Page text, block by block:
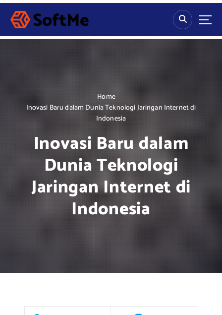
S
p
Home
Inovasi Baru dalam Dunia Teknologi Jaringan Internet di
Indonesia
Inovasi Baru dalam
Dunia Teknologi
Jaringan Internet di
Indonesia